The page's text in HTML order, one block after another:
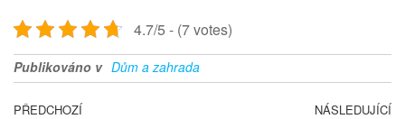
4.7/5 - (7 votes)
Publikováno v Dům a zahrada
Předchozí článek
PŘEDCHOZÍ NÁSLEDUJÍCÍ